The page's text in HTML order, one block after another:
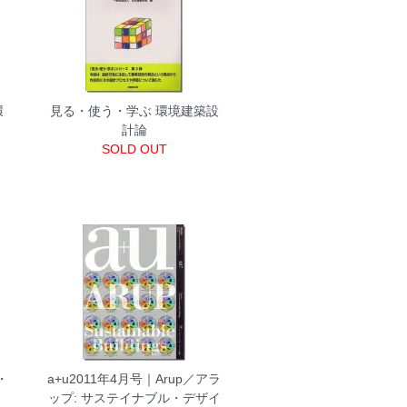
見る・使う・学ぶ 環境建築設
計論
SOLD OUT
a+u2011年4月号｜Arup／アラ
ップ: サステイナブル・デザイ